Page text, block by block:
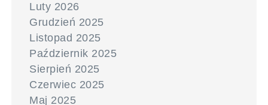
Luty 2026
Grudzień 2025
Listopad 2025
Październik 2025
Sierpień 2025
Czerwiec 2025
Maj 2025